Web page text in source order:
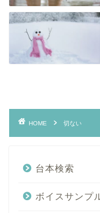
HOME 切ない
台本検索
ボイスサンプ